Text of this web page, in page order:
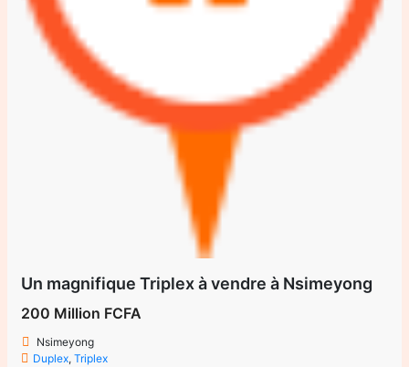
Un magnifique Triplex à vendre à Nsimeyong
200 Million FCFA
Nsimeyong
Duplex,Triplex